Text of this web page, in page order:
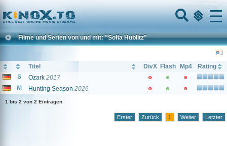
Home
Menu
Filme und Serien von und mit: "Sofia Hublitz"
Titel DivX Flash Mp4
Rating
Ozark 2017
Hunting Season 2026
1 bis 2 von 2 Einträgen
Erster Zurück 1 Weiter Letzter